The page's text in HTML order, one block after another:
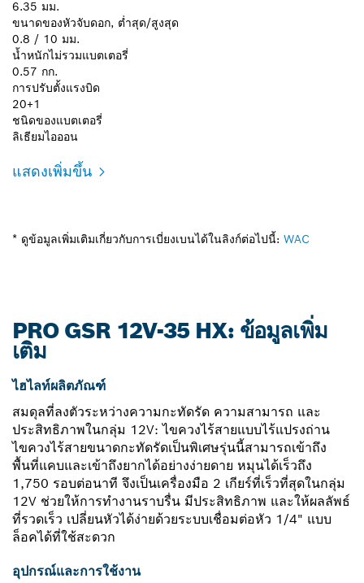
6.35 มม.
ขนาดของหัวจับดอก, ต่ำสุด/สูงสุด
0.8 / 10 มม.
น้ำหนักไม่รวมแบตเตอรี่
0.57 กก.
การปรับตั้งแรงบิด
20+1
ชนิดของแบตเตอรี่
ลิเธียมไอออน
แสดงเพิ่มขึ้น
* ดูข้อมูลเพิ่มเติมเกี่ยวกับการเบี่ยงเบนได้ในลิงก์ต่อไปนี้: WAC
PRO GSR 12V-35 HX: ข้อมูลเพิ่ม
เติม
ไฮไลท์ผลิตภัณฑ์
สมดุลที่ลงตัวระหว่างความกะทัดรัด ความสามารถ และ
ประสิทธิภาพในกลุ่ม 12V: ไขควงไร้สายแบบไร้แปรงถ่าน
ไขควงไร้สายขนาดกะทัดรัดเป็นพิเศษรุ่นนี้สามารถเข้าถึง
พื้นที่แคบและเข้าถึงยากได้อย่างง่ายดาย หมุนได้เร็วถึง
1,750 รอบต่อนาที จึงเป็นเครื่องมือ 2 เกียร์ที่เร็วที่สุดในกลุ่ม
12V ช่วยให้การทำงานราบรื่น มีประสิทธิภาพ และให้ผลลัพธ์
ที่รวดเร็ว เปลี่ยนหัวได้ง่ายด้วยระบบเชื่อมต่อหัว 1/4" แบบ
ล็อคได้ที่ใช้สะดวก
อุปกรณ์และการใช้งาน